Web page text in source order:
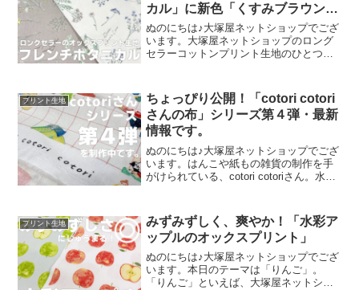
カル」に新色「くすみブラウン」
が登場！
ぬのにちは♪大塚屋ネットショップでござ
います。大塚屋ネットショップのロング
セラーコットンプリント生地のひとつ
た「ペールピンク」の再販が、この度決
定いたしました。2026
プリント生地
ちょっぴり公開！「cotori cotori
さんの布」シリーズ第４弾・最新
情報です。
ぬのにちは♪大塚屋ネットショップでござ
います。はんこや紙もの雑貨の制作を手
がけられている、cotori cotoriさん。水彩
開されています。cotori cotori
プリント生地
みずみずしく、爽やか！「水彩ア
ップルのオックスプリント」
ぬのにちは♪大塚屋ネットショップでござ
います。本日のテーマは「りんご」。
「りんご」といえば、大塚屋ネットショ